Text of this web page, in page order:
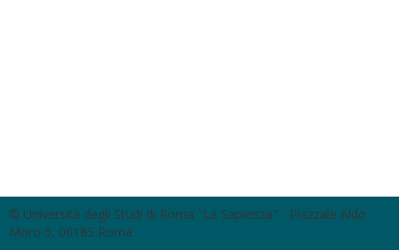
© Università degli Studi di Roma "La Sapienza" - Piazzale Aldo
Moro 5, 00185 Roma